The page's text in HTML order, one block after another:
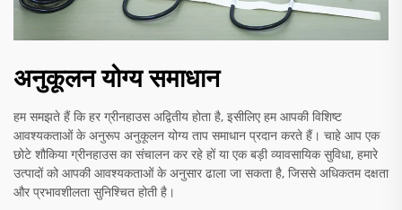
अनुकूलन योग्य समाधान
हम समझते हैं कि हर ग्रीनहाउस अद्वितीय होता है, इसीलिए हम आपकी विशिष्ट
आवश्यकताओं के अनुरूप अनुकूलन योग्य ताप समाधान प्रदान करते हैं। चाहे आप एक
छोटे शौकिया ग्रीनहाउस का संचालन कर रहे हों या एक बड़ी व्यावसायिक सुविधा, हमारे
उत्पादों को आपकी आवश्यकताओं के अनुसार ढाला जा सकता है, जिससे अधिकतम दक्षता
और प्रभावशीलता सुनिश्चित होती है।